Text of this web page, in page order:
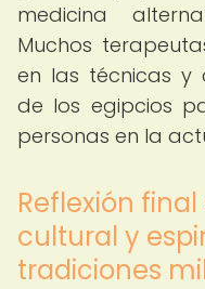
medicina
Muchos
en las técnicas y
de los egipcios
personas en la
Reflexión
cultural y
tradiciones